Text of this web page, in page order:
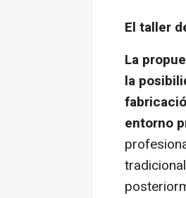
El taller
La
la
entorno